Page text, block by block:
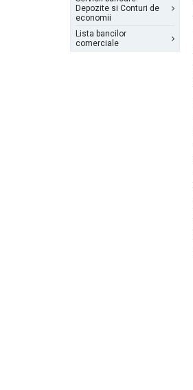
Depozite si Conturi de
economii
Lista bancilor
comerciale